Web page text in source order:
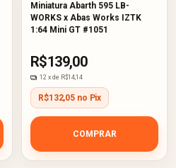
Miniatura Abarth 595 LB-
WORKS x Abas Works IZTK
1:64 Mini GT #1051
R$139,00
12 x de R$14,14
R$132,05 no Pix
COMPRAR